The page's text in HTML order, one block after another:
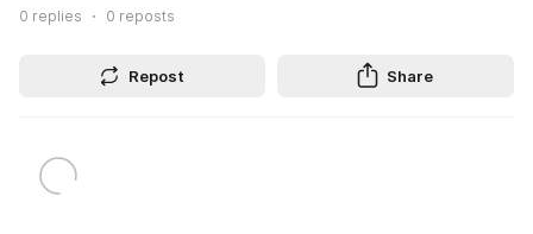
0 replies 0 reposts
Repost Share